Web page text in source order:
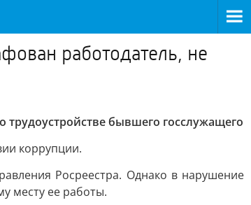
работодатель, не
бывшего госслужащего
коррупции.
Росреестра. Однако в нарушение
месту ее работы.